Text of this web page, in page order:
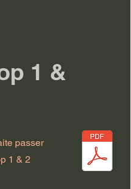
1 &
passer
1 & 2